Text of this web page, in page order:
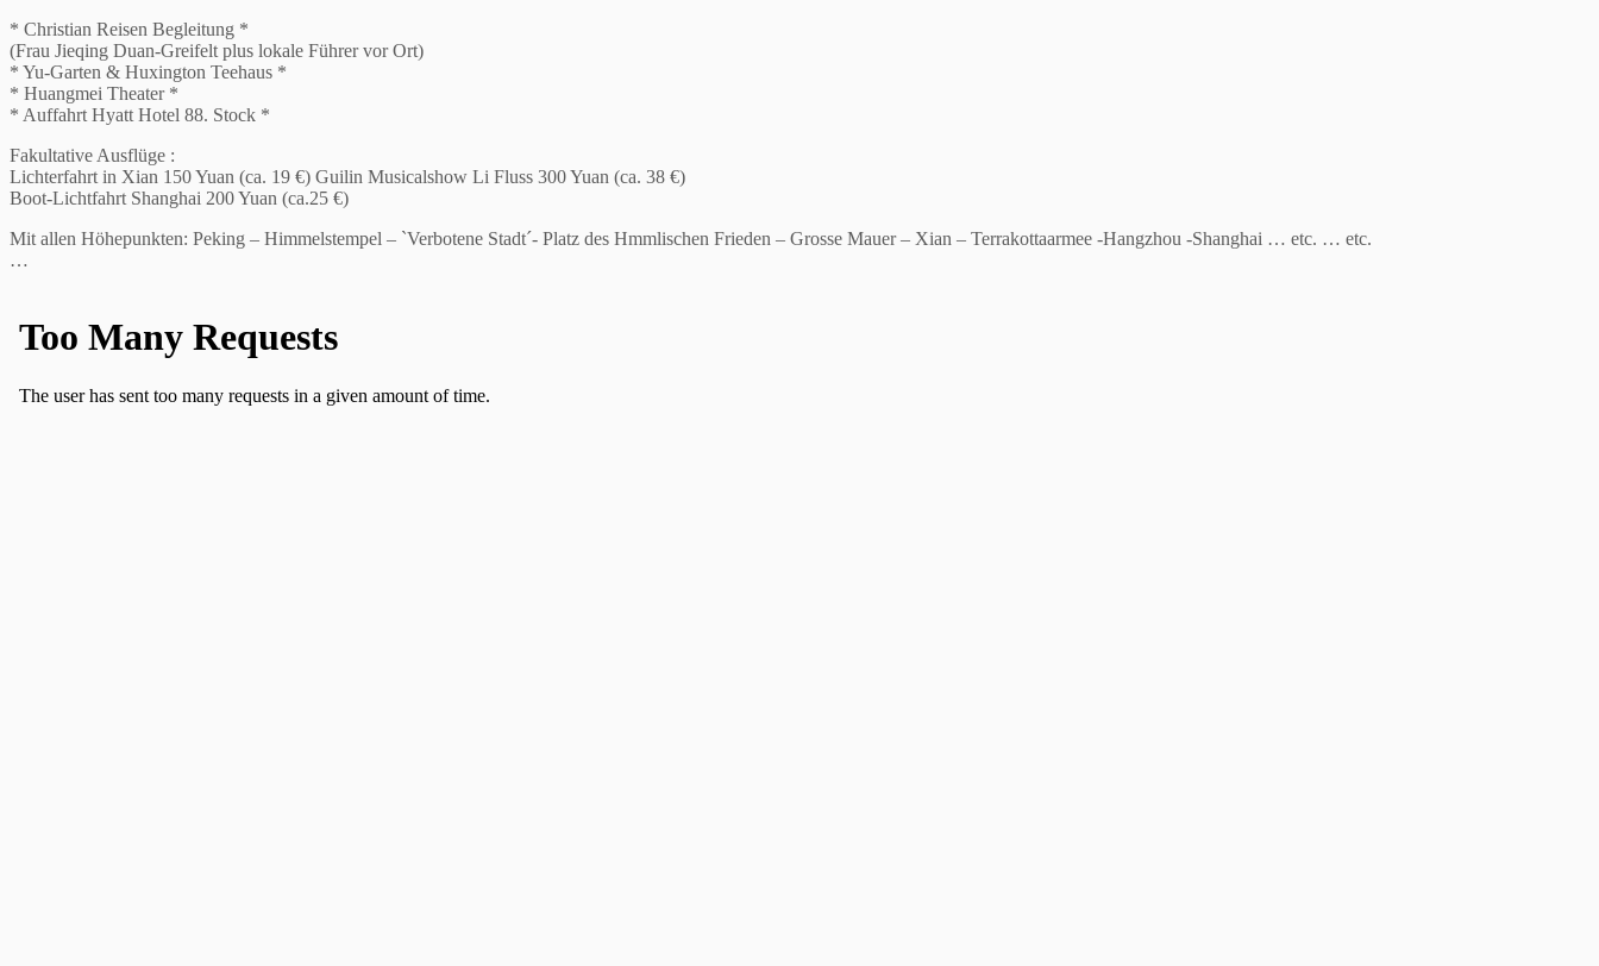
* Christian Reisen Begleitung *
(Frau Jieqing Duan-Greifelt plus lokale Führer vor Ort)
* Yu-Garten & Huxington Teehaus *
* Huangmei Theater *
* Auffahrt Hyatt Hotel 88. Stock *
Fakultative Ausflüge :
Lichterfahrt in Xian 150 Yuan (ca. 19 €) Guilin Musicalshow Li Fluss 300 Yuan (ca. 38 €)
Boot-Lichtfahrt Shanghai 200 Yuan (ca.25 €)
Mit allen Höhepunkten: Peking – Himmelstempel – `Verbotene Stadt´- Platz des Hmmlischen Frieden – Grosse Mauer – Xian – Terrakottaarmee -Hangzhou -Shanghai … etc. … etc.
…